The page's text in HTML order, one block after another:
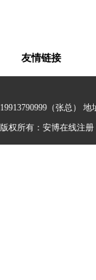
友情链接
19913790999（张总）
版权所有：安博在线注册